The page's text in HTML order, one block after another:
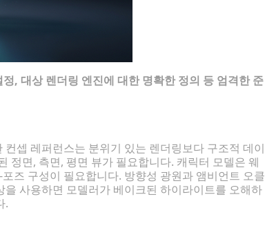
, 대상 렌더링 엔진에 대한 명확한 정의 등 엄격한 준
셉 레퍼런스는 분위기 있는 렌더링보다 구조적 데이
정면, 측면, 평면 뷰가 필요합니다. 캐릭터 모델은 웨
즈 구성이 필요합니다. 방향성 광원과 앰비언트 오클
사용하면 모델러가 베이크된 하이라이트를 오해하
.